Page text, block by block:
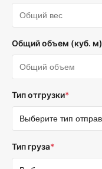
Общий объем (куб. м)
Тип отгрузки*
Тип груза*